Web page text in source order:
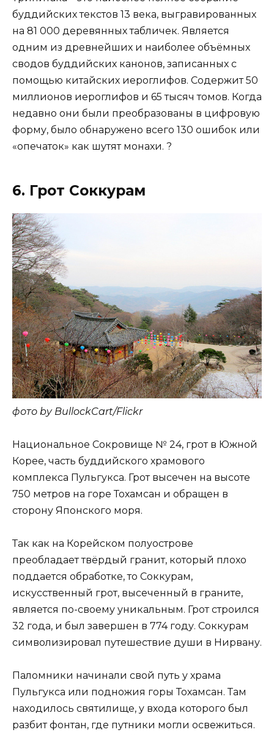
буддийских текстов 13 века, выгравированных
на 81 000 деревянных табличек. Является
одним из древнейших и наиболее объёмных
сводов буддийских канонов, записанных с
помощью китайских иероглифов. Содержит 50
миллионов иероглифов и 65 тысяч томов. Когда
недавно они были преобразованы в цифровую
форму, было обнаружено всего 130 ошибок или
«опечаток» как шутят монахи. ?
6. Грот Соккурам
фото by BullockCart/Flickr
Национальное Сокровище № 24, грот в Южной
Корее, часть буддийского храмового
комплекса Пульгукса. Грот высечен на высоте
750 метров на горе Тохамсан и обращен в
сторону Японского моря.
Так как на Корейском полуострове
преобладает твёрдый гранит, который плохо
поддается обработке, то Соккурам,
искусственный грот, высеченный в граните,
является по-своему уникальным. Грот строился
32 года, и был завершен в 774 году. Соккурам
символизировал путешествие души в Нирвану.
Паломники начинали свой путь у храма
Пульгукса или подножия горы Тохамсан. Там
находилось святилище, у входа которого был
разбит фонтан, где путники могли освежиться.